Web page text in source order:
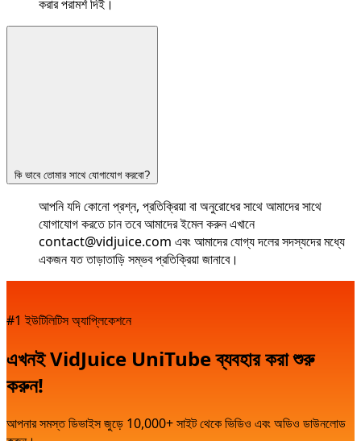
করার পরামর্শ দিই।
কি ভাবে তোমার সাথে যোগাযোগ করবো?
আপনি যদি কোনো প্রশ্ন, প্রতিক্রিয়া বা অনুরোধের সাথে আমাদের সাথে
যোগাযোগ করতে চান তবে আমাদের ইমেল করুন এখানে
contact@vidjuice.com এবং আমাদের যোগ্য দলের সদস্যদের মধ্যে
একজন যত তাড়াতাড়ি সম্ভব প্রতিক্রিয়া জানাবে।
#1 ইউটিলিটিস অ্যাপ্লিকেশনে
এখনই VidJuice UniTube ব্যবহার করা শুরু
করুন!
আপনার সমস্ত ডিভাইস জুড়ে 10,000+ সাইট থেকে ভিডিও এবং অডিও ডাউনলোড